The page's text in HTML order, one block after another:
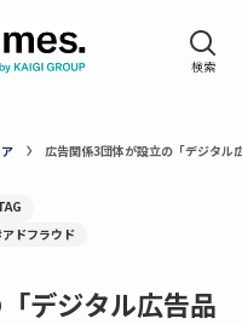
広告関係3団体が設立の「デジタル
ドフラウド
デジタル広告品